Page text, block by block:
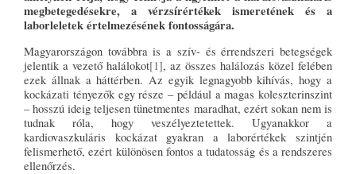
megbetegedésekre, a vérzsírértékek ismeretének és a
laborleletek értelmezésének fontosságára.
Magyarországon továbbra is a szív- és érrendszeri betegségek
jelentik a vezető halálokot[1], az összes halálozás közel felében
ezek állnak a háttérben. Az egyik legnagyobb kihívás, hogy a
kockázati tényezők egy része – például a magas koleszterinszint
– hosszú ideig teljesen tünetmentes maradhat, ezért sokan nem is
tudnak róla, hogy veszélyeztetettek. Ugyanakkor a
kardiovaszkuláris kockázat gyakran a laborértékek szintjén
felismerhető, ezért különösen fontos a tudatosság és a rendszeres
ellenőrzés.